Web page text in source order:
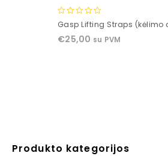
0
of
Gasp Lifting Straps (kėlimo
€25,00 su PVM
Produkto kategorijos